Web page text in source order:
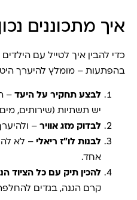
איך מתכוננים
כדי להבין איך לטייל עם
בהפתעות – מומלץ להיערך
לבצע תחקיר על היעד –
יש תשתיות (שירותים,
לבדוק מזג אוויר –
לבנות לו"ז ריאלי – לא
אחד.
להכין תיק עם כל הציוד
קרם הגנה, בגדים